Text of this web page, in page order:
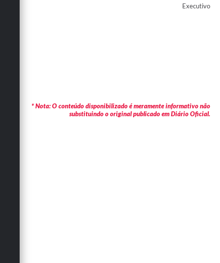
Executivo
* Nota: O conteúdo disponibilizado é meramente informativo não
substituindo o original publicado em Diário Oficial.